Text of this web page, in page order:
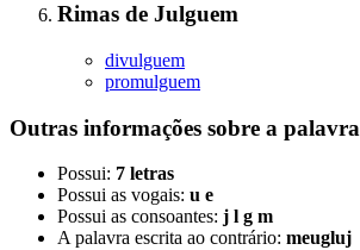
Rimas de Julguem
divulguem
promulguem
Outras informações sobre a palavra
Possui: 7 letras
Possui as vogais: u e
Possui as consoantes: j l g m
A palavra escrita ao contrário: meugluj